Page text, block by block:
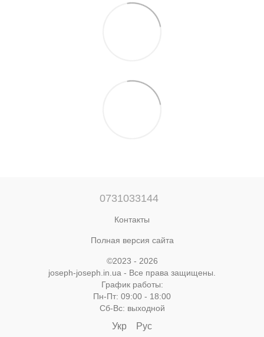
0731033144
Контакты
Полная версия сайта
©2023 - 2026
joseph-joseph.in.ua - Все права защищены.
График работы:
Пн-Пт: 09:00 - 18:00
Cб-Вс: выходной
Укр Рус